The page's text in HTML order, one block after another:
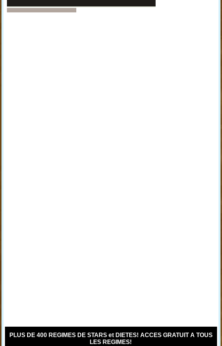
PLUS DE 400 REGIMES DE STARS et DIETES! ACCES GRATUIT A TOUS
LES REGIMES!